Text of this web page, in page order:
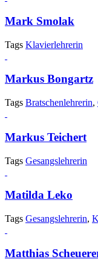
Mark Smolak
Tags Klavierlehrerin
Markus Bongartz
Tags Bratschenlehrerin,
Markus Teichert
Tags Gesangslehrerin
Matilda Leko
Tags Gesangslehrerin,
Matthias